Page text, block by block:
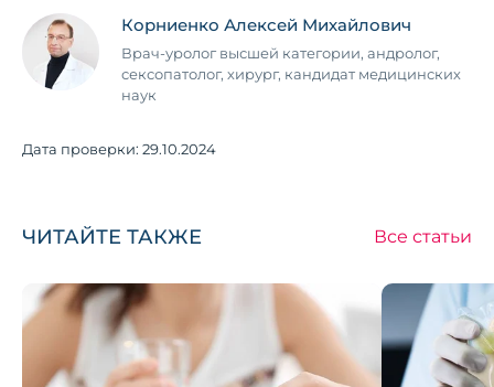
Корниенко Алексей Михайлович
Врач-уролог высшей категории, андролог,
сексопатолог, хирург, кандидат медицинских
наук
Дата проверки: 29.10.2024
ЧИТАЙТЕ ТАКЖЕ Все статьи